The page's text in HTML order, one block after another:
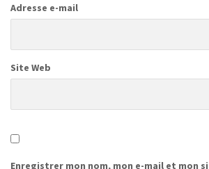
Adresse e-mail
Site Web
Enregistrer mon nom, mon e-mail et mon